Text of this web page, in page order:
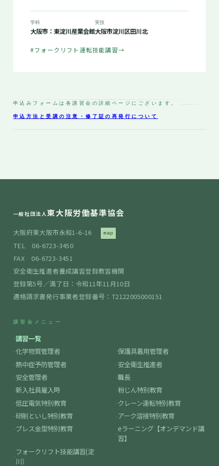
学科
大阪市：東淀川産業会館
実技
大阪市淀川区田川北
#フォークリフト運転技能講習→
申込みフォームは各講習会の詳細ページにございます。
申込方法と受講の注意・修了証の再発行について
一般社団法人 東大阪労働基準協会
大阪府東大阪市永和1-6-16 map
TEL 06-6723-3450
FAX 06-6723-3451
安全衛生推進者養成講習登録教習機関
登録第5号／満了日：令和11年11月10日
適格請求書発行事業者登録番号：T2122005000151
講習会メニュー
講習一覧
化学物質管理者
保護具着用管理者
熱中症予防管理者
安全衛生推進者
安全管理者
職長
新入社員雇入時
粉じん特別教育
低圧電気特別教育
クレーン運転特別教育
研削といし特別教育
アーク溶接特別教育
プレス金型特別教育
eラーニング【オンデマンド講
習】
フォークリフト技能講習(淀
川）